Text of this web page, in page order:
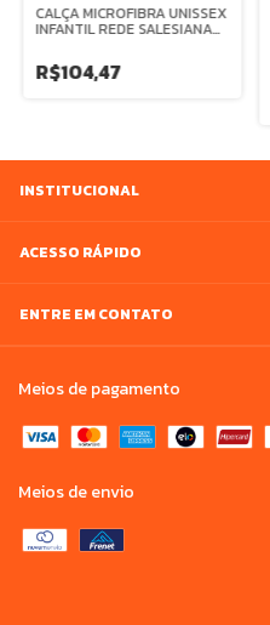
CALÇA MICROFIBRA UNISSEX
INFANTIL REDE SALESIANA
R$104,47
INSTITUCIONAL
ACESSO RÁPIDO
ENTRE EM CONTATO
Meios de pagamento
Meios de envio